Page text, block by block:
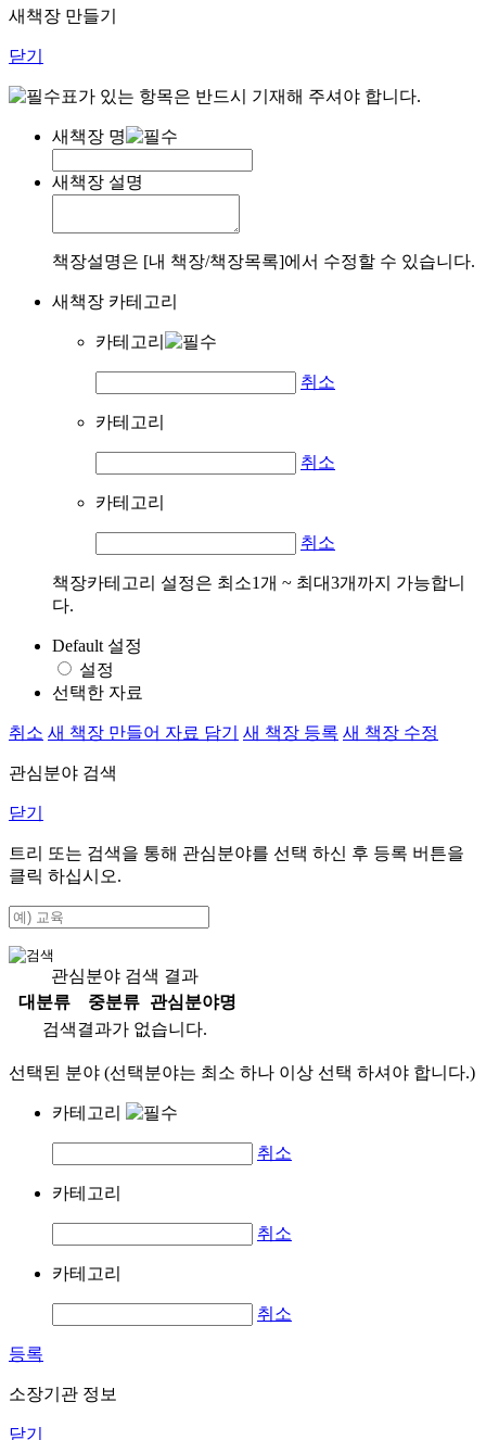
새책장 만들기
닫기
표가 있는 항목은 반드시 기재해 주셔야 합니다.
새책장 명
새책장 설명
책장설명은 [내 책장/책장목록]에서 수정할 수 있습니다.
새책장 카테고리
카테고리
취소
카테고리
취소
카테고리
취소
책장카테고리 설정은 최소1개 ~ 최대3개까지 가능합니
다.
Default 설정
설정
선택한 자료
취소 새 책장 만들어 자료 담기 새 책장 등록 새 책장 수정
관심분야 검색
닫기
트리 또는 검색을 통해 관심분야를 선택 하신 후 등록 버튼을
클릭 하십시오.
관심분야 검색 결과
대분류
중분류
관심분야명
검색결과가 없습니다.
선택된 분야 (선택분야는 최소 하나 이상 선택 하셔야 합니다.)
카테고리
취소
카테고리
취소
카테고리
취소
등록
소장기관 정보
닫기